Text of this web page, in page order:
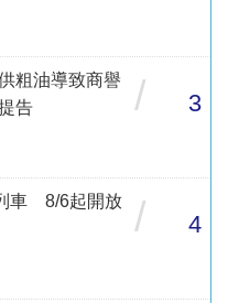
粗油導致商譽
告
/ 3
車 8/6起開放
/ 4